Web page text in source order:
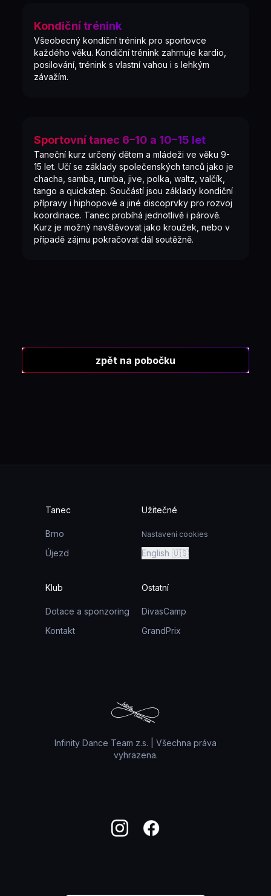
Kondiční trénink
Všeobecný kondiční trénink pro sportovce
každého věku. Kondiční trénink zahrnuje kardio,
posilování, trénink s vlastní vahou i s lehkým
závažím.
Sportovní tanec 6–10 a 10–15 let
Taneční kurz určený dětem a mládeži ve věku 9-
15 let. Učí se základy společenských tanců jako je
chacha, samba, rumba, jive, polka, waltz, valčík,
tango a quickstep. Součástí jsou základy kondiční
přípravy i hiphopové a jiné discoprvky pro rozvoj
koordinace. Tanec probíhá jednotlivě i párově.
Kurz je možný navštěvovat jako kroužek, nebo v
případě zájmu pokračovat dál soutěžně.
zpět na pobočku
Tanec
Brno
Újezd
Užitečné
Nastavení cookies
English 🇺🇸
Klub
Dotace a sponzoring
Kontakt
Ostatní
DivasCamp
GrandPrix
Infinity Dance Team z.s. | Všechna práva
vyhrazena.